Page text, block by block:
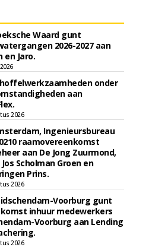
Waard gunt
2026-2027 aan
en Jaro.
onder
aan
2026
Ingenieursbureau
raamovereenkomst
aan De Jong Zuurmond,
Scholman Groen en
Prins.
2026
Voorburg gunt
inhuur medewerkers
Voorburg aan Lending
2026